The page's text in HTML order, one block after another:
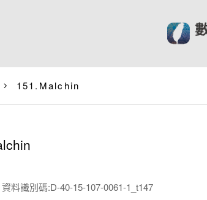
151.Malchin
資料識別碼:D-40-15-107-0061-1_t147